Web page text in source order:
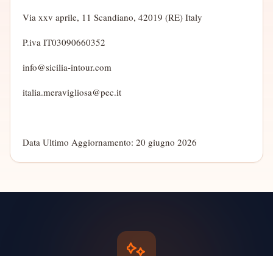
Via xxv aprile, 11 Scandiano, 42019 (RE) Italy
P.iva IT03090660352
info@sicilia-intour.com
italia.meravigliosa@pec.it
Data Ultimo Aggiornamento: 20 giugno 2026